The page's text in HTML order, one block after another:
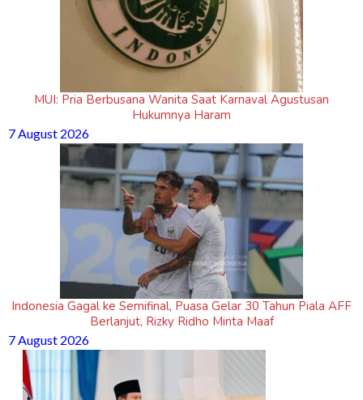
MUI: Pria Berbusana Wanita Saat Karnaval Agustusan
Hukumnya Haram
7 August 2026
Indonesia Gagal ke Semifinal, Puasa Gelar 30 Tahun Piala AFF
Berlanjut, Rizky Ridho Minta Maaf
7 August 2026